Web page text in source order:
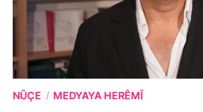
NÛÇE / MEDYAYA HERÊMÎ